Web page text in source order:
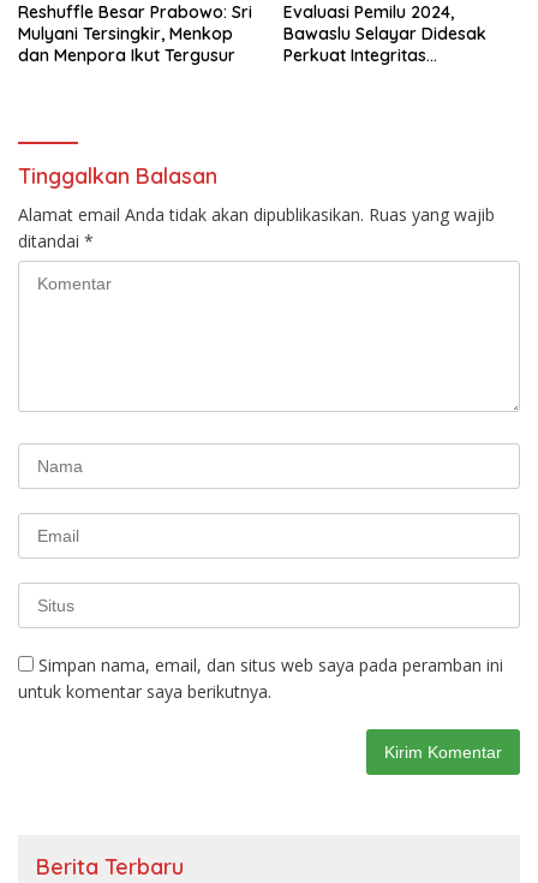
Reshuffle Besar Prabowo: Sri
Mulyani Tersingkir, Menkop
dan Menpora Ikut Tergusur
Evaluasi Pemilu 2024,
Bawaslu Selayar Didesak
Perkuat Integritas
Tinggalkan Balasan
Alamat email Anda tidak akan dipublikasikan. Ruas yang wajib
ditandai *
Simpan nama, email, dan situs web saya pada peramban ini
untuk komentar saya berikutnya.
Berita Terbaru